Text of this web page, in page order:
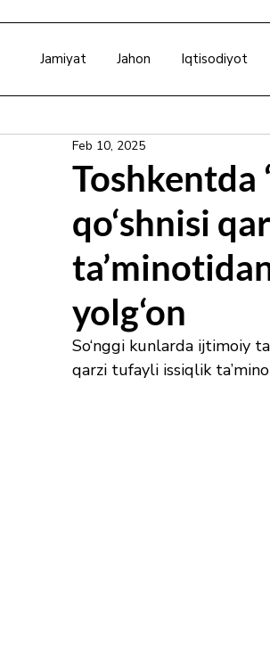
Jamiyat Jahon Iqtisodiyot
Toshkentda
qo‘shnisi
yolg‘on
Feb 10, 2025
So‘nggi kunlarda ijtimoiy
qarzi tufayli issiqlik